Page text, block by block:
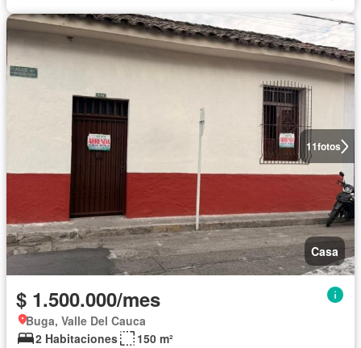
11fotos
Casa
$ 1.500.000/mes
Buga, Valle Del Cauca
2 Habitaciones
150 m²